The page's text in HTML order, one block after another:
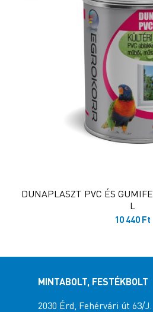
DUNAPLASZT PVC ÉS
L
10 440 Ft
MINTABOLT, FESTÉKBOLT
2030 Érd, Fehérvári út 63/J.